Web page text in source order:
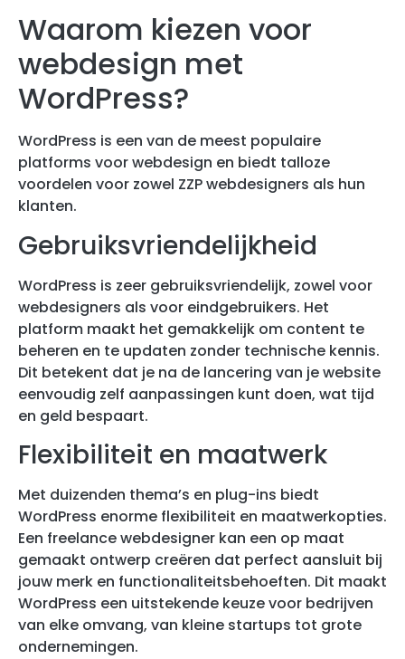
Waarom kiezen voor
webdesign met
WordPress?
WordPress is een van de meest populaire
platforms voor webdesign en biedt talloze
voordelen voor zowel ZZP webdesigners als hun
klanten.
Gebruiksvriendelijkheid
WordPress is zeer gebruiksvriendelijk, zowel voor
webdesigners als voor eindgebruikers. Het
platform maakt het gemakkelijk om content te
beheren en te updaten zonder technische kennis.
Dit betekent dat je na de lancering van je website
eenvoudig zelf aanpassingen kunt doen, wat tijd
en geld bespaart.
Flexibiliteit en maatwerk
Met duizenden thema’s en plug-ins biedt
WordPress enorme flexibiliteit en maatwerkopties.
Een freelance webdesigner kan een op maat
gemaakt ontwerp creëren dat perfect aansluit bij
jouw merk en functionaliteitsbehoeften. Dit maakt
WordPress een uitstekende keuze voor bedrijven
van elke omvang, van kleine startups tot grote
ondernemingen.